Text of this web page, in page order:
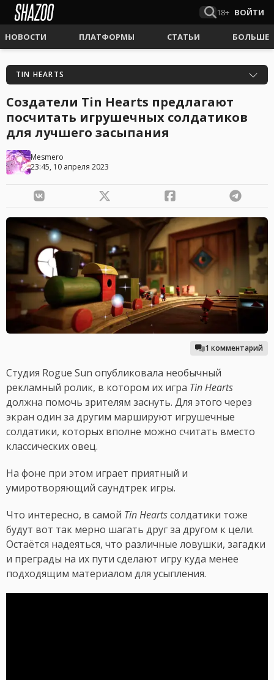
18+ ВОЙТИ
НОВОСТИ ПЛАТФОРМЫ СТАТЬИ БОЛЬШЕ
TIN HEARTS
Создатели Tin Hearts предлагают
посчитать игрушечных солдатиков
для лучшего засыпания
Mesmero
23:45, 10 апреля 2023
1 комментарий
Студия Rogue Sun опубликовала необычный
рекламный ролик, в котором их игра Tin Hearts
должна помочь зрителям заснуть. Для этого через
экран один за другим маршируют игрушечные
солдатики, которых вполне можно считать вместо
классических овец.
На фоне при этом играет приятный и
умиротворяющий саундтрек игры.
Что интересно, в самой Tin Heartsсолдатики тоже
будут вот так мерно шагать друг за другом к цели.
Остаётся надеяться, что различные ловушки, загадки
и преграды на их пути сделают игру куда менее
подходящим материалом для усыпления.